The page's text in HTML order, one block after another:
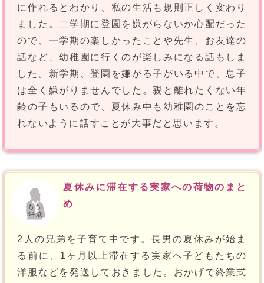
に作れるとわかり、私の生活も規則正しく変わり
ました。二学期に登園を嫌がらないか心配だった
ので、一学期の楽しかったことや先生、お友達の
話など、幼稚園に行くのが楽しみになる話もしま
した。新学期、登園を嫌がる子がいる中で、息子
は全く嫌がりませんでした。親と離れたくない年
齢の子もいるので、夏休み中も幼稚園のことを忘
れないように話すことが大事だと思います。
もも
34歳
夏休みに滞在する実家への荷物のまと
め
2人の兄弟を子育て中です。長男の夏休みが始ま
る前に、1ヶ月以上滞在する実家へ子どもたちの
洋服などを発送しておきました。おかげで終業式